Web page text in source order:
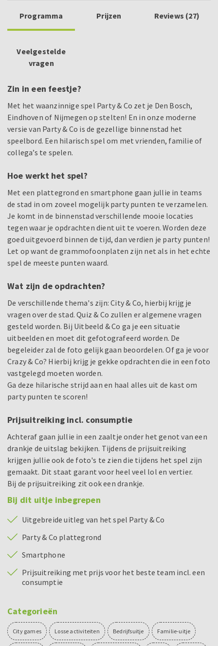
Programma Prijzen Reviews (27)
Veelgestelde
vragen
Zin in een feestje?
Met het waanzinnige spel Party & Co zet je Den Bosch,
Eindhoven of Nijmegen op stelten! En in onze moderne
versie van Party & Co is de gezellige binnenstad het
speelbord. Een hilarisch spel om met vrienden, familie of
collega’s te spelen.
Hoe werkt het spel?
Met een plattegrond en smartphone gaan jullie in teams
de stad in om zoveel mogelijk party punten te verzamelen.
Je komt in de binnenstad verschillende mooie locaties
tegen waar je opdrachten dient uit te voeren. Worden deze
goed uitgevoerd binnen de tijd, dan verdien je party punten!
Let op want de grammofoonplaten zijn net als in het echte
spel de meeste punten waard.
Wat zijn de opdrachten?
De verschillende thema's zijn: City & Co, hierbij krijg je
vragen over de stad. Quiz & Co zullen er algemene vragen
gesteld worden. Bij Uitbeeld & Co ga je een situatie
uitbeelden en moet dit gefotografeerd worden. De
begeleider zal de foto gelijk gaan beoordelen. Of ga je voor
Crazy & Co? Hierbij krijg je gekke opdrachten die in een foto
vastgelegd moeten worden.
Ga deze hilarische strijd aan en haal alles uit de kast om
party punten te scoren!
Prijsuitreiking incl. consumptie
Achteraf gaan jullie in een zaaltje onder het genot van een
drankje de uitslag bekijken. Tijdens de prijsuitreiking
krijgen jullie ook de foto's te zien die tijdens het spel zijn
gemaakt. Dit staat garant voor heel veel lol en vertier.
Bij de prijsuitreiking zit ook een drankje.
Bij dit uitje inbegrepen
Uitgebreide uitleg van het spel Party & Co
Party & Co plattegrond
Smartphone
Prijsuitreiking met prijs voor het beste team incl. een
consumptie
Categorieën
City games Losse activiteiten Bedrijfsuitje Familie-uitje